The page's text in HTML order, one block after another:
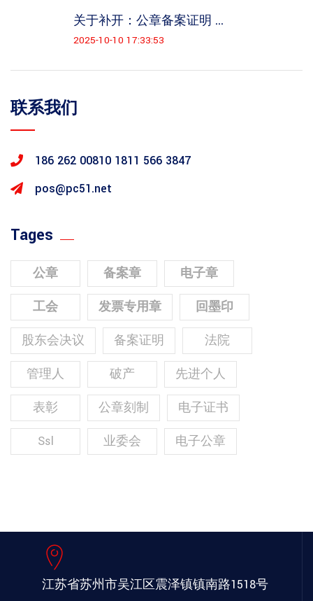
关于补开：公章备案证明 ...
2025-10-10 17:33:53
联系我们
186 262 00810 1811 566 3847
pos@pc51.net
Tages
公章 备案章 电子章
工会 发票专用章 回墨印
股东会决议 备案证明 法院
管理人 破产 先进个人
表彰 公章刻制 电子证书
Ssl 业委会 电子公章
江苏省苏州市吴江区震泽镇镇南路1518号